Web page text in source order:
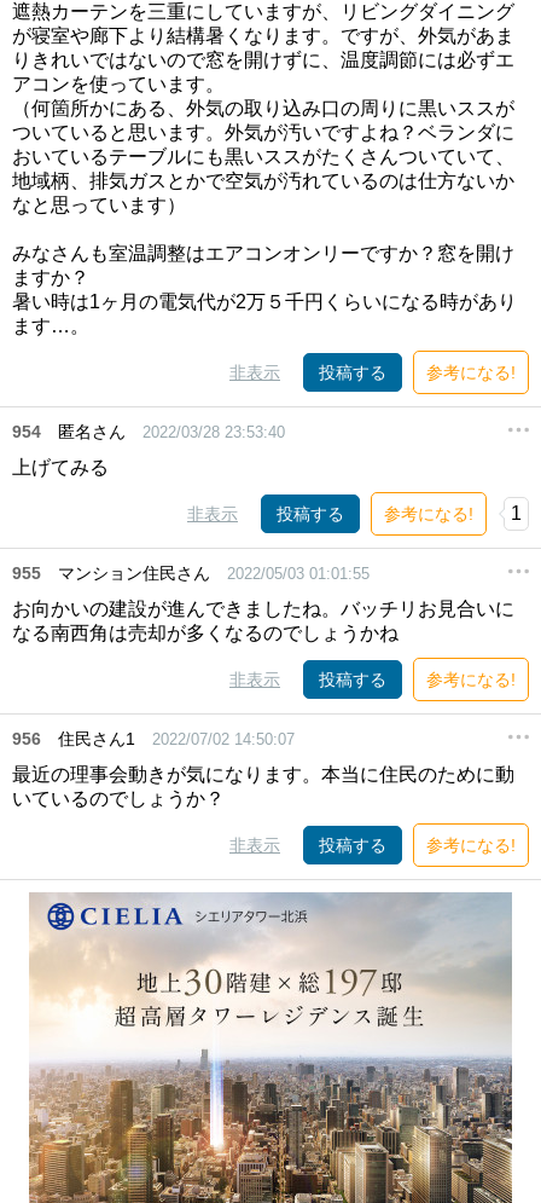
遮熱カーテンを三重にしていますが、リビングダイニング
が寝室や廊下より結構暑くなります。ですが、外気があま
りきれいではないので窓を開けずに、温度調節には必ずエ
アコンを使っています。
（何箇所かにある、外気の取り込み口の周りに黒いススが
ついていると思います。外気が汚いですよね？ベランダに
おいているテーブルにも黒いススがたくさんついていて、
地域柄、排気ガスとかで空気が汚れているのは仕方ないか
なと思っています）
みなさんも室温調整はエアコンオンリーですか？窓を開け
ますか？
暑い時は1ヶ月の電気代が2万５千円くらいになる時があり
ます…。
非表示 投稿する 参考になる!
954 匿名さん 2022/03/28 23:53:40
上げてみる
非表示 投稿する 参考になる! 1
955 マンション住民さん 2022/05/03 01:01:55
お向かいの建設が進んできましたね。バッチリお見合いに
なる南西角は売却が多くなるのでしょうかね
非表示 投稿する 参考になる!
956 住民さん1 2022/07/02 14:50:07
最近の理事会動きが気になります。本当に住民のために動
いているのでしょうか？
非表示 投稿する 参考になる!